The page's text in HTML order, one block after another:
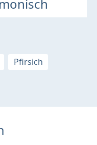
Pfirsich